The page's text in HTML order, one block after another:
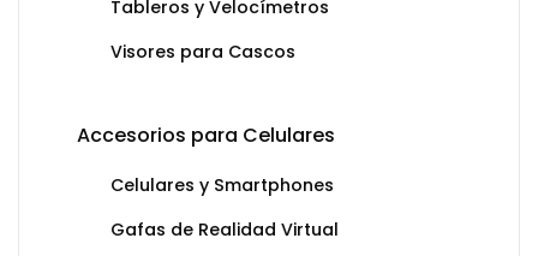
Tableros y Velocímetros
Visores para Cascos
Accesorios para Celulares
Celulares y Smartphones
Gafas de Realidad Virtual